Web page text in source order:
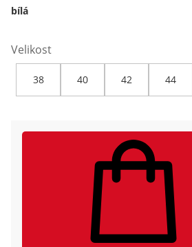
bílá
Velikost
38 40 42 44